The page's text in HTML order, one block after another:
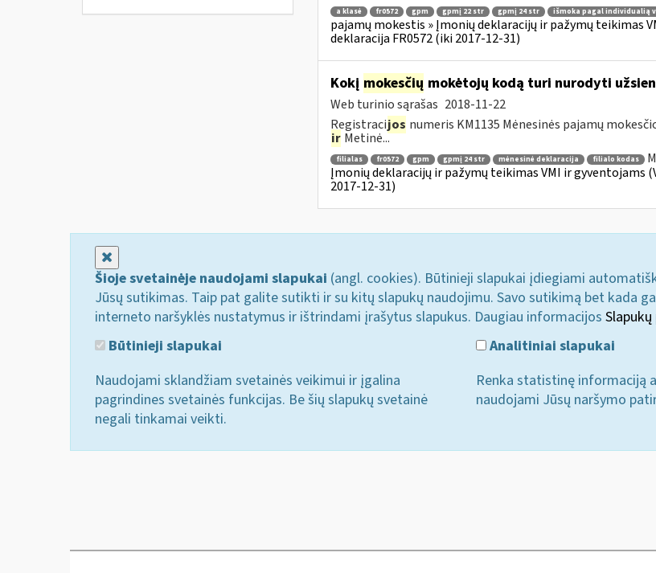
a klasė fr0572 gpm gpmį 22 str gpmį 24 str išmoka pagal individualią
pajamų mokestis » Įmonių deklaracijų ir pažymų teikimas
deklaracija FR0572 (iki 2017-12-31)
Kokį mokesčių mokėtojų kodą turi nurodyti
Web turinio sąrašas 2018-11-22
Registracijos numeris KM1135 Mėnesinės pajamų
ir Metinė...
filialas fr0572 gpm gpmį 24 str mėnesinė deklaracija filialo kodas
Įmonių deklaracijų ir pažymų teikimas VMI ir gyventojams
2017-12-31)
Šioje svetainėje naudojami slapukai (angl. cookies). Būtinieji slapukai įdiegiami
Jūsų sutikimas. Taip pat galite sutikti ir su kitų slapukų naudojimu. Savo sutikimą bet kada
interneto naršyklės nustatymus ir ištrindami įrašytus slapukus. Daugiau informacijos
Būtinieji slapukai
Naudojami sklandžiam svetainės veikimui ir įgalina
pagrindines svetainės funkcijas. Be šių slapukų svetainė
negali tinkamai veikti.
Analitiniai slapukai
Renka statistinę informaciją
naudojami Jūsų naršymo